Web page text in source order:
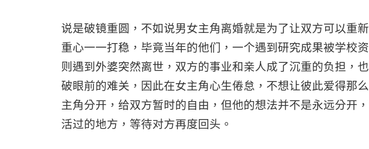
说是破镜重圆，不如说男女主角离婚就是为了让双方可以重
重心一一打稳，毕竟当年的他们，一个遇到研究成果被学校
则遇到外婆突然离世，双方的事业和亲人成了沉重的负担，
破眼前的难关，因此在女主角心生倦怠，不想让彼此爱得那
主角分开，给双方暂时的自由，但他的想法并不是永远分开
活过的地方，等待对方再度回头。